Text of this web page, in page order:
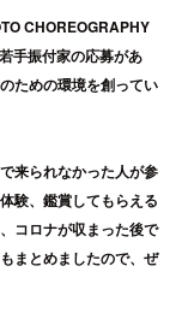
CHOREOGRAPHY
手振付家の応募があ
ための環境を創ってい
来られなかった人が参
験、鑑賞してもらえる
コロナが収まった後で
まとめましたので、ぜ